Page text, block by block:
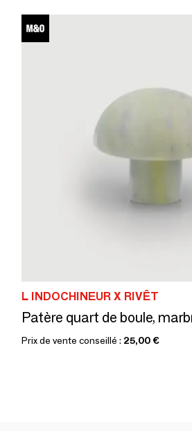
L INDOCHINEUR X RIVÊT
Patère quart de boule,
Prix de vente conseillé : 25,00 €